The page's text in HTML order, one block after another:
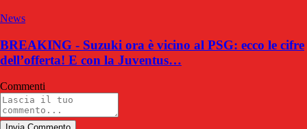
News
BREAKING - Suzuki ora è vicino al PSG: ecco le cifre
dell’offerta! E con la Juventus…
Commenti